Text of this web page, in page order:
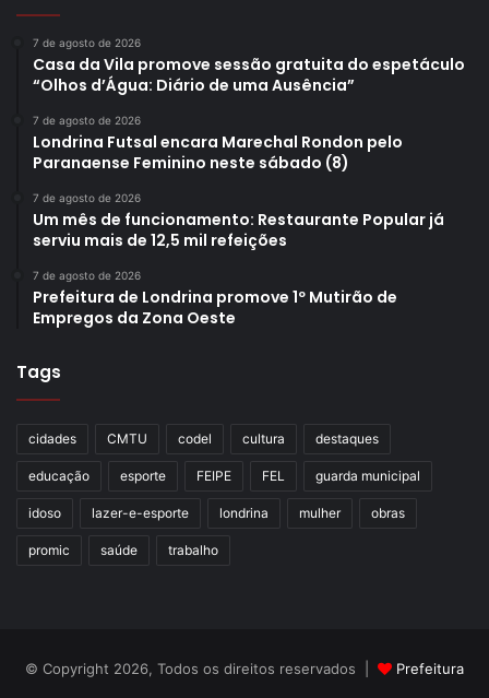
7 de agosto de 2026
Casa da Vila promove sessão gratuita do espetáculo
“Olhos d’Água: Diário de uma Ausência”
7 de agosto de 2026
Londrina Futsal encara Marechal Rondon pelo
Paranaense Feminino neste sábado (8)
7 de agosto de 2026
Um mês de funcionamento: Restaurante Popular já
serviu mais de 12,5 mil refeições
7 de agosto de 2026
Prefeitura de Londrina promove 1º Mutirão de
Empregos da Zona Oeste
Tags
cidades CMTU codel cultura destaques
educação esporte FEIPE FEL guarda municipal
idoso lazer-e-esporte londrina mulher obras
promic saúde trabalho
© Copyright 2026, Todos os direitos reservados |
Prefeitura